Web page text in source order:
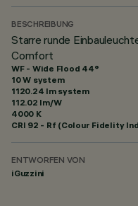
BESCHREIBUNG
Starre runde
Comfort
WF - Wide Flood 44°
10 W system
1120.24 lm system
112.02 lm/W
4000 K
CRI 92 - Rf (Colour Fidelity
ENTWORFEN VON
iGuzzini